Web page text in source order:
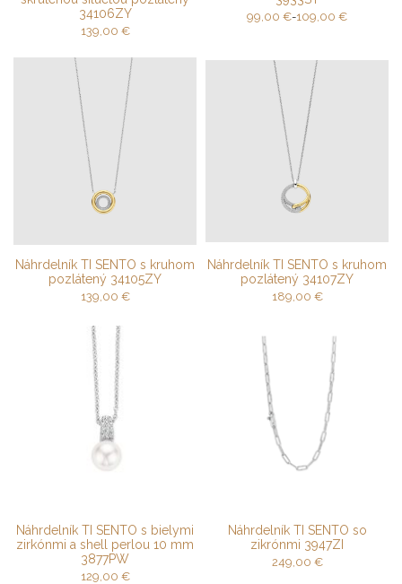
34106ZY
139,00 €
99,00 €-109,00 €
Náhrdelník TI SENTO s kruhom
pozlátený 34105ZY
139,00 €
Náhrdelník TI SENTO s kruhom
pozlátený 34107ZY
189,00 €
Náhrdelník TI SENTO s bielymi
zirkónmi a shell perlou 10 mm
3877PW
129,00 €
Náhrdelník TI SENTO so
zikrónmi 3947ZI
249,00 €